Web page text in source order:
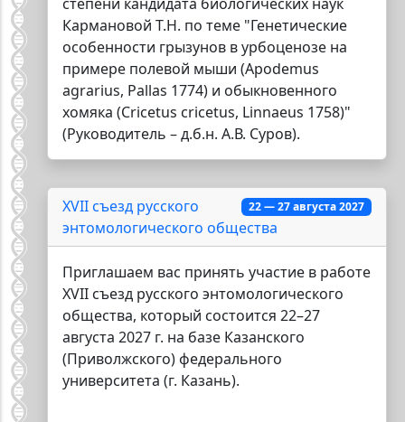
Кармановой Т.Н. по теме "Генетические
особенности грызунов в урбоценозе на
примере полевой мыши (Apodemus
agrarius, Pallas 1774) и обыкновенного
хомяка (Cricetus cricetus, Linnaeus 1758)"
(Руководитель – д.б.н. А.В. Суров).
22 — 27 августа 2027
XVII съезд русского
энтомологического общества
Приглашаем вас принять участие в работе
XVII съезд русского энтомологического
общества, который состоится 22–27
августа 2027 г. на базе Казанского
(Приволжского) федерального
университета (г. Казань).